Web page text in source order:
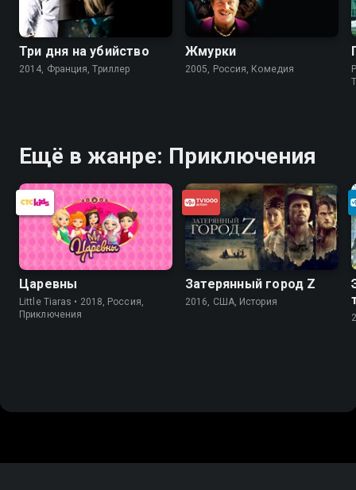
Три дня на убийство
2014, Франция, Триллер
Жмурки
2005, Россия, Комедия
Ещё в жанре: Приключения
Царевны
Little Tiaras • 2018, Россия,
Приключения
Затерянный город Z
2016, США, История